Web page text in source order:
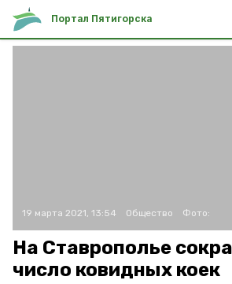
Портал Пятигорска
19 марта 2021, 13:54 Общество Фото:
На Ставрополье
число ковидных коек